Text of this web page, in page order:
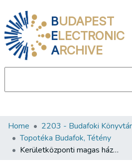
BUDAPEST
ELECTRONIC
ARCHIVE
Communities & Collections
All of DSpace
Home
2203 - Budafoki Könyvtár
Topotéka Budafok, Tétény
Kerületközponti magas házak építése 1. ütem